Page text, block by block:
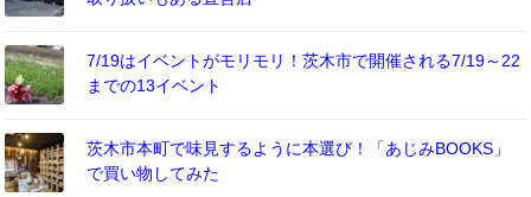
7/19はイベントがモリモリ！茨木市で開催される7/19～22
までの13イベント
茨木市本町で味見するように本選び！「あじみBOOKS」
で買い物してみた